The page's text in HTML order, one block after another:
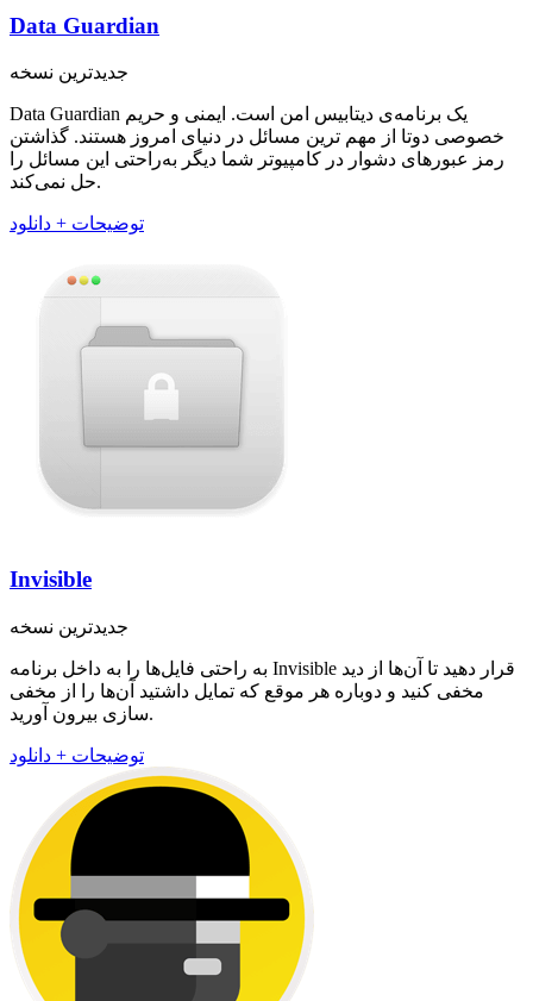
Data Guardian
جدیدترین نسخه
Data Guardian یک برنامه‌ی دیتابیس امن است. ایمنی و حریم
خصوصی دوتا از مهم ترین مسائل در دنیای امروز هستند. گذاشتن
رمز عبور‌های دشوار در کامپیوتر شما دیگر به‌راحتی این مسائل را
حل نمی‌کند.
توضیحات + دانلود
Invisible
جدیدترین نسخه
به راحتی فایل‌ها را به داخل برنامه Invisible قرار دهید تا آن‌ها از دید
مخفی کنید و دوباره هر موقع که تمایل داشتید آن‌ها را از مخفی
سازی بیرون آورید.
توضیحات + دانلود